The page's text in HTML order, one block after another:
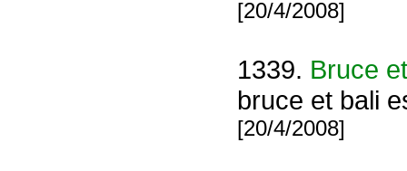
[20/4/2008]
1339. Bruce
bruce et bali
[20/4/2008]